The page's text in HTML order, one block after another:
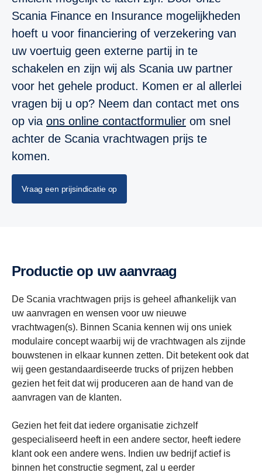
Scania Finance en Insurance mogelijkheden
hoeft u voor financiering of verzekering van
uw voertuig geen externe partij in te
schakelen en zijn wij als Scania uw partner
voor het gehele product. Komen er al allerlei
vragen bij u op? Neem dan contact met ons
op via ons online contactformulier om snel
achter de Scania vrachtwagen prijs te
komen.
Vraag een prijsindicatie op
Productie op uw aanvraag
De Scania vrachtwagen prijs is geheel afhankelijk van
uw aanvragen en wensen voor uw nieuwe
vrachtwagen(s). Binnen Scania kennen wij ons uniek
modulaire concept waarbij wij de vrachtwagen als zijnde
bouwstenen in elkaar kunnen zetten. Dit betekent ook dat
wij geen gestandaardiseerde trucks of prijzen hebben
gezien het feit dat wij produceren aan de hand van de
aanvragen van de klanten.
Gezien het feit dat iedere organisatie zichzelf
gespecialiseerd heeft in een andere sector, heeft iedere
klant ook een andere wens. Indien uw bedrijf actief is
binnen het constructie segment, zal u eerder